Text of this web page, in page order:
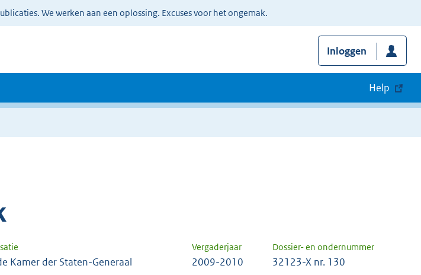
We werken aan een oplossing. Excuses voor het ongemak.
Inloggen
Help
Vergaderjaar Dossier- en ondernummer
Kamer der Staten-Generaal 2009-2010 32123-X nr. 130